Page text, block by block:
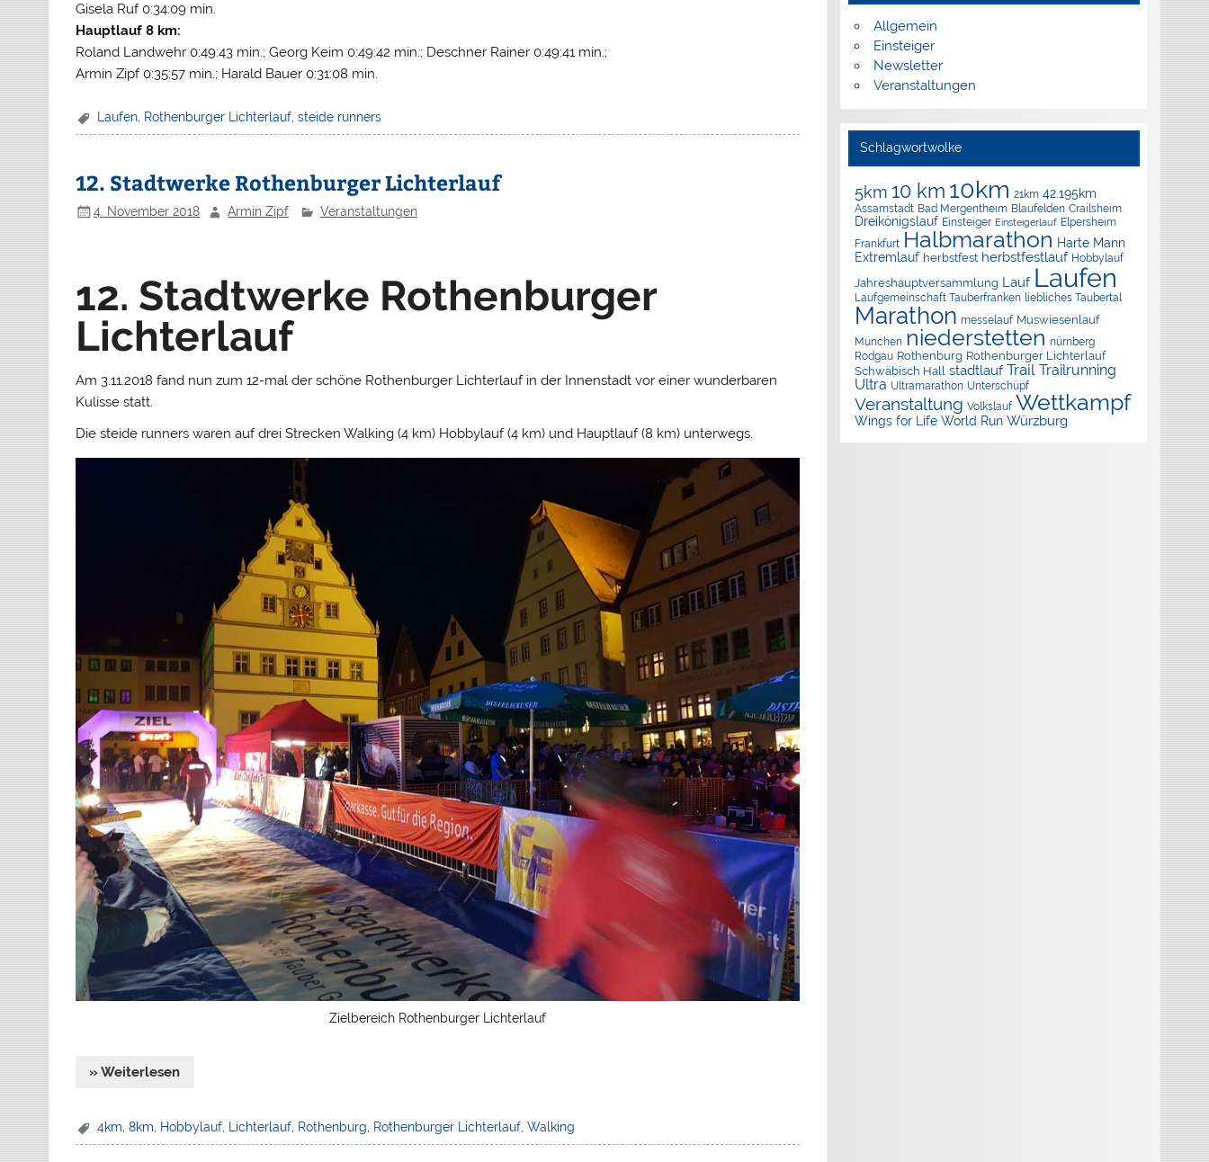
Gisela Ruf 0:34:09 min.
Hauptlauf 8 km:
Roland Landwehr 0:49:43 min.; Georg Keim 0:49:42 min.; Deschner Rainer 0:49:41 min.;
Armin Zipf 0:35:57 min.; Harald Bauer 0:31:08 min.
Laufen Rothenburger Lichterlauf ,steide runners
12. Stadtwerke Rothenburger Lichterlauf
4. November 2018 Armin Zipf Veranstaltungen
12. Stadtwerke Rothenburger
Lichterlauf
Am 3.11.2018 fand nun zum 12-mal der schöne Rothenburger Lichterlauf in der Innenstadt vor einer wunderbaren
Kulisse statt.
Die steide runners waren auf drei Strecken Walking (4 km) Hobbylauf (4 km) und Hauptlauf (8 km) unterwegs.
Zielbereich Rothenburger Lichterlauf
» Weiterlesen
4km ,8km Hobbylauf Lichterlauf Rothenburg Rothenburger Lichterlauf ,Walking
Allgemein
Einsteiger
Newsletter
Veranstaltungen
Schlagwortwolke
5km 10 km 10km 21km 42.195km
Assamstadt Bad Mergentheim Blaufelden Crailsheim
Dreikönigslauf Einsteiger Einsteigerlauf Elpersheim
Frankfurt Halbmarathon Harte Mann
Extremlauf herbstfest herbstfestlauf Hobbylauf
Jahreshauptversammlung Lauf Laufen
Laufgemeinschaft Tauberfranken liebliches Taubertal
Marathon messelauf Muswiesenlauf
München niederstetten nürnberg
Rodgau Rothenburg Rothenburger Lichterlauf
Schwäbisch Hall stadtlauf Trail Trailrunning
Ultra Ultramarathon Unterschüpf
Veranstaltung Volkslauf Wettkampf
Wings for Life World Run Würzburg